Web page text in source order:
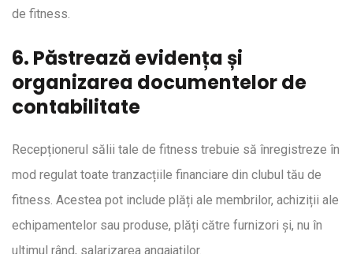
de fitness.
6. Păstrează evidența și
organizarea documentelor de
contabilitate
Recepționerul sălii tale de fitness trebuie să înregistreze în
mod regulat toate tranzacțiile financiare din clubul tău de
fitness. Acestea pot include plăți ale membrilor, achiziții ale
echipamentelor sau produse, plăți către furnizori și, nu în
ultimul rând, salarizarea angajaților.